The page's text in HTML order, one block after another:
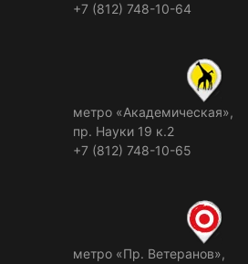
+7 (812) 748-10-64
метро «Академическая»,
пр. Науки 19 к.2
+7 (812) 748-10-65
метро «Пр. Ветеранов»,